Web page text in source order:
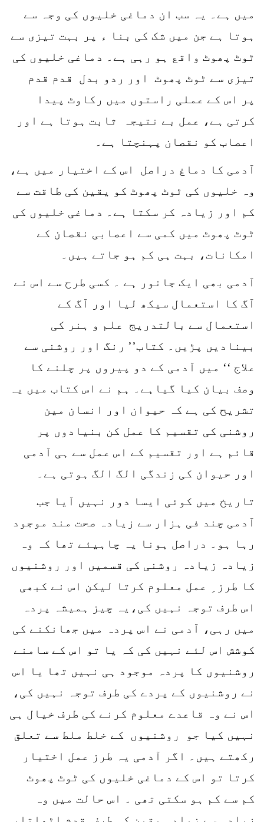
میں ہے۔ یہ سب ان دماغی خلیوں کی وجہ سے
ہوتا ہے جن میں شک کی بنا ء پر بہت تیزی سے
ٹوٹ پھوٹ واقع ہو رہی ہے۔ دماغی خلیوں کی
تیزی سے ٹوٹ پھوٹ اور ردو بدل قدم قدم
پر اس کے عملی راستوں میں رکاوٹ پیدا
کرتی ہے، عمل بے نتیجہ ثابت ہوتا ہے اور
اعصاب کو نقصان پہنچتا ہے۔
آدمی کا دماغ دراصل اس کے اختیار میں ہے،
وہ خلیوں کی ٹوٹ پھوٹ کو یقین کی طاقت سے
کم اور زیادہ کر سکتا ہے۔ دماغی خلیوں کی
ٹوٹ پھوٹ میں کمی سے اعصابی نقصان کے
امکانات، بہت ہی کم ہو جاتے ہیں۔
آدمی بھی ایک جانور ہے ۔ کسی طرح سے اس نے
آگ کا استعمال سیکھ لیا اور آگ کے
استعمال سے بالتدریج علم و ہنر کی
بینادیں پڑیں۔ کتاب’’ رنگ اور روشنی سے
علاج ‘‘ میں آدمی کے دو پیروں پر چلنے کا
وصف بیان کیا گیاہے۔ ہم نے اس کتاب میں یہ
تشریح کی ہے کہ حیوان اور انسان مین
روشنی کی تقسیم کا عمل کن بنیادوں پر
قائم ہے اور تقسیم کے اس عمل سے ہی آدمی
اور حیوان کی زندگی الگ الگ ہوتی ہے۔
تاریخ میں کوئی ایسا دور نہیں آیا جب
آدمی چند فی ہزار سے زیادہ صحت مند موجود
رہا ہو۔ دراصل ہونا یہ چاہیئے تھا کہ وہ
زیادہ زیادہ روشنی کی قسمیں اور روشنیوں
کا طرز ِ عمل معلوم کرتا لیکن اس نے کبھی
اس طرف توجہ نہیں کی،یہ چیز ہمیشہ پردہ
میں رہی، آدمی نے اس پردہ میں جھانکنے کی
کوشش اس لئے نہیں کی کہ یا تو اس کے سامنے
روشنیوں کا پردہ موجود ہی نہیں تھا یا اس
نے روشنیوں کے پردے کی طرف توجہ نہیں کی،
اس نے وہ قاعدے معلوم کرنے کی طرف خیال ہی
نہیں کیا جو روشنیوں کے خلط ملط سے تعلق
رکھتے ہیں۔ اگر آدمی یہ طرز عمل اختیار
کرتا تو اس کے دماغی خلیوں کی ٹوٹ پھوٹ
کم سے کم ہو سکتی تھی ۔ اس حالت میں وہ
زیادہ سے زیادہ یقین کی طرف قدم اٹھاتا،